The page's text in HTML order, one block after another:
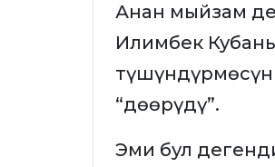
Анан мыйзам
Илимбек
“дөөрүдү”.
Эми бул